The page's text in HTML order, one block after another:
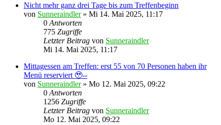
Nicht mehr ganz drei Tage bis zum Treffenbeginn
von Sunneraindler» Mi 14. Mai 2025, 11:17
0 Antworten
775 Zugriffe
Letzter Beitrag von Sunneraindler
Mi 14. Mai 2025, 11:17
Mittagessen am Treffen: erst 55 von 70 Personen haben ihr
Menü reserviert 🥹--
von Sunneraindler» Mo 12. Mai 2025, 09:22
0 Antworten
1256 Zugriffe
Letzter Beitrag von Sunneraindler
Mo 12. Mai 2025, 09:22